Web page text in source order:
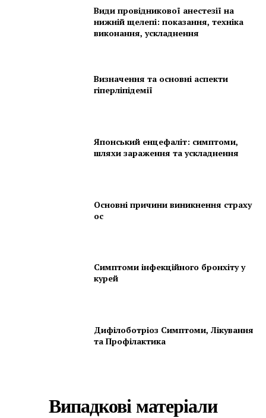
Види провідникової анестезії на
нижній щелепі: показання, техніка
виконання, ускладнення
Визначення та основні аспекти
гіперліпідемії
Японський енцефаліт: симптоми,
шляхи зараження та ускладнення
Основні причини виникнення страху
ос
Симптоми інфекційного бронхіту у
курей
Дифілоботріоз Симптоми, Лікування
та Профілактика
Випадкові матеріали